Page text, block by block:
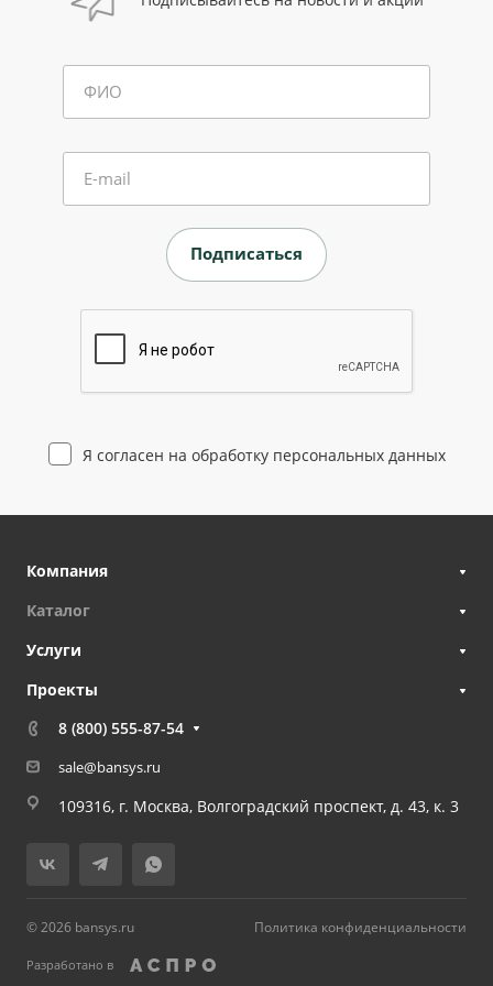
ФИО
E-mail
Я согласен на обработку персональных данных
Компания
Каталог
Услуги
Проекты
8 (800) 555-87-54
sale@bansys.ru
109316, г. Москва, Волгоградский проспект, д. 43, к. 3
© 2026 bansys.ru Политика конфиденциальности
Разработано в